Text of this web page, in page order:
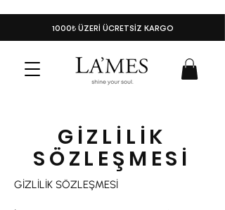
1000₺ ÜZERİ ÜCRETSİZ KARGO
GİZLİLİK
SÖZLEŞMESİ
GİZLİLİK SÖZLEŞMESİ